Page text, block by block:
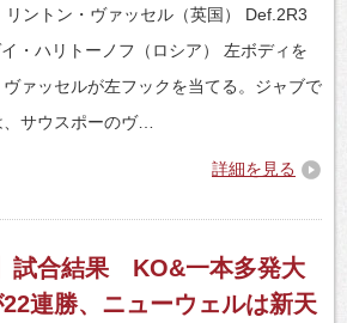
リントン・ヴァッセル（英国） Def.2R3
・ハリトーノフ（ロシア） 左ボディを
ァッセルが左フックを当てる。ジャブで
サウスポーのヴ…
詳細を見る
試合結果 KO&一本多発大
連勝、ニューウェルは新天